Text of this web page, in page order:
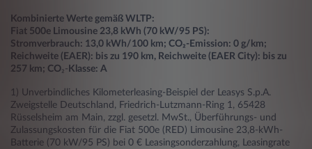
Kombinierte Werte gemäß WLTP:
Fiat 500e Limousine 23,8 kWh (70 kW/95 PS):
Stromverbrauch: 13,0 kWh/100 km; CO₂-Emission: 0 g/km;
Reichweite (EAER): bis zu 190 km, Reichweite (EAER City): bis zu
257 km; CO₂- Klasse: A
1) Unverbindliches Kilometerleasing-Beispiel der Leasys S.p.A.
Zweigstelle Deutschland, Friedrich-Lutzmann-Ring 1, 65428
Rüsselsheim am Main, zzgl. gesetzl. MwSt., Überführungs- und
Zulassungskosten für die Fiat 500e (RED) Limousine 23,8-kWh-
Batterie (70 kW/95 PS) bei 0 € Leasingsonderzahlung, Leasingrate